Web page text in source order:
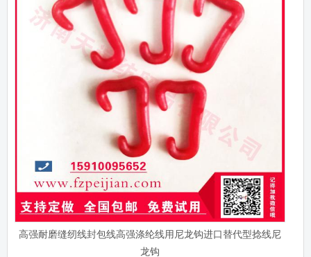
高强耐磨缝纫线封包线高强涤纶线用尼龙钩进口替代型捻线尼
龙钩